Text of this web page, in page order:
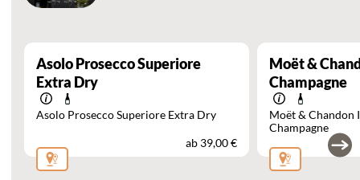
Asolo Prosecco Superiore
Extra Dry
Asolo Prosecco Superiore Extra Dry
ab 39,00 €
Moët &
Champagne
Moët & Chandon
Champagne